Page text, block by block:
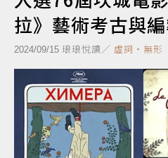
拉》藝術考古與
2024/09/15 琅琅悅讀／ 虛詞‧無形